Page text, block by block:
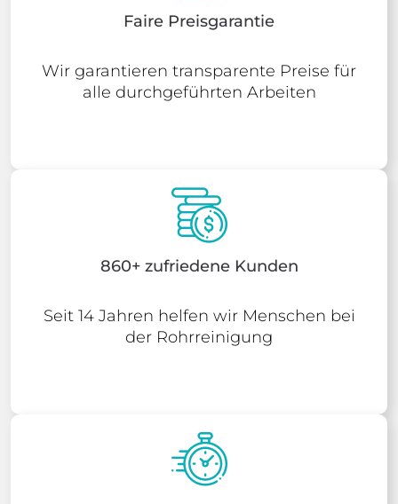
Faire Preisgarantie
Wir garantieren transparente Preise für
alle durchgeführten Arbeiten
860+ zufriedene Kunden
Seit 14 Jahren helfen wir Menschen bei
der Rohrreinigung